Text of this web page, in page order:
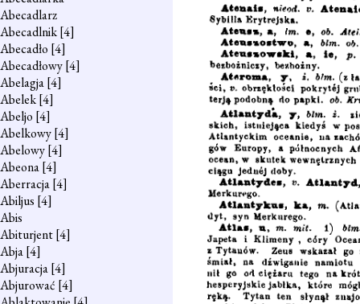
Abecadlarz
Abecadlnik[4]
Abecadło [4]
Abecadłowy[4]
Abelagja[4]
Abelek[4]
Abeljo [4]
Abelkowy[4]
Abelowy[4]
Abeona[4]
Aberracja[4]
Abiljus [4]
Abis
Abiturjent[4]
Abja[4]
Abjuracja[4]
Abjurować [4]